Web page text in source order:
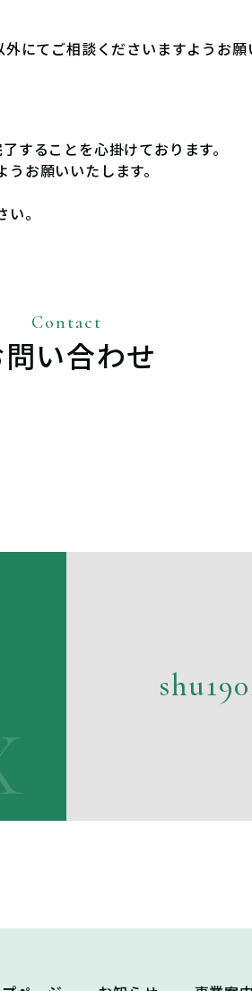
にてご相談くださいますようお願
することを心掛けております。
お願いいたします。
。
い合わせ